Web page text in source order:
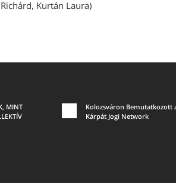
Kurtán Laura)
MINT
Kolozsváron Bemutatkozott
Kárpát Jogi Network